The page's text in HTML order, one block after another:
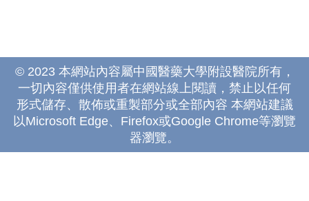
© 2023 本網站內容屬中國醫藥大學附設醫院所有，
一切內容僅供使用者在網站線上閱讀，禁止以任何
形式儲存、散佈或重製部分或全部內容 本網站建議
以Microsoft Edge、Firefox或Google Chrome等瀏覽
器瀏覽。